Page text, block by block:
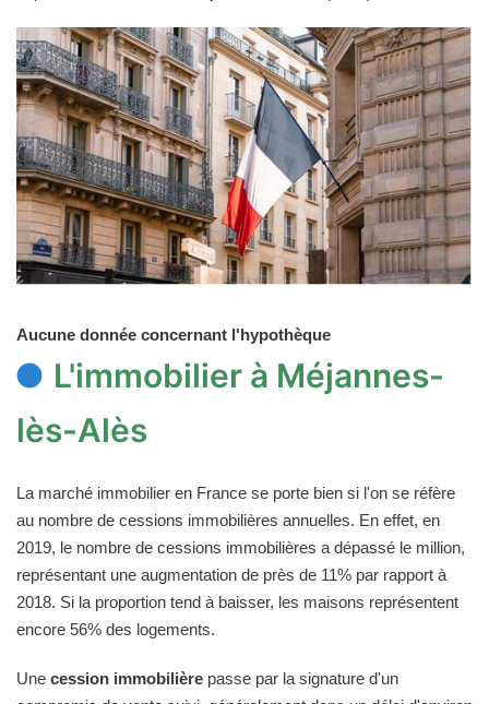
Aucune donnée concernant l'hypothèque
L'immobilier à Méjannes-
lès-Alès
La marché immobilier en France se porte bien si l'on se réfère
au nombre de cessions immobilières annuelles. En effet, en
2019, le nombre de cessions immobilières a dépassé le million,
représentant une augmentation de près de 11% par rapport à
2018. Si la proportion tend à baisser, les maisons représentent
encore 56% des logements.
Une cession immobilière passe par la signature d'un